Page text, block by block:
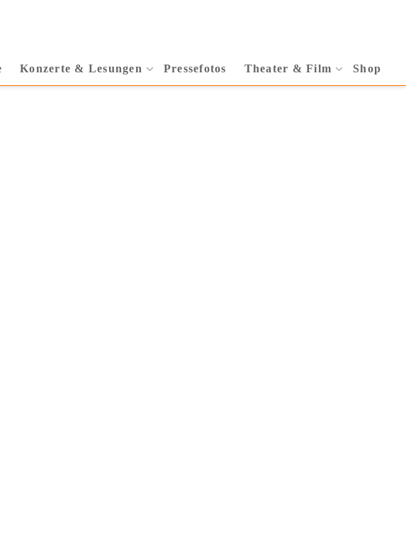
Konzerte & Lesungen Pressefotos Theater & Film Shop